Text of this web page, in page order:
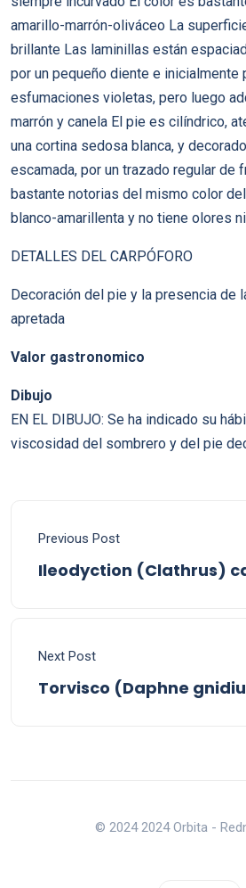
amarillo-marrón-oliváceo La
brillante Las laminillas están
por un pequeño diente e inicialmente
esfumaciones violetas, pero luego
marrón y canela El pie es cilíndrico,
una cortina sedosa blanca, y
escamada, por un trazado regular de
bastante notorias del mismo color
blanco-amarillenta y no tiene olores
DETALLES DEL CARPÓFORO
Decoración del pie y la presencia de
apretada
Valor gastronomico
Dibujo
EN EL DIBUJO: Se ha indicado su
viscosidad del sombrero y del pie
Previous Post
Ileodyction (Clathrus)
Next Post
Torvisco (Daphne
© 2024 2024 Orbita -